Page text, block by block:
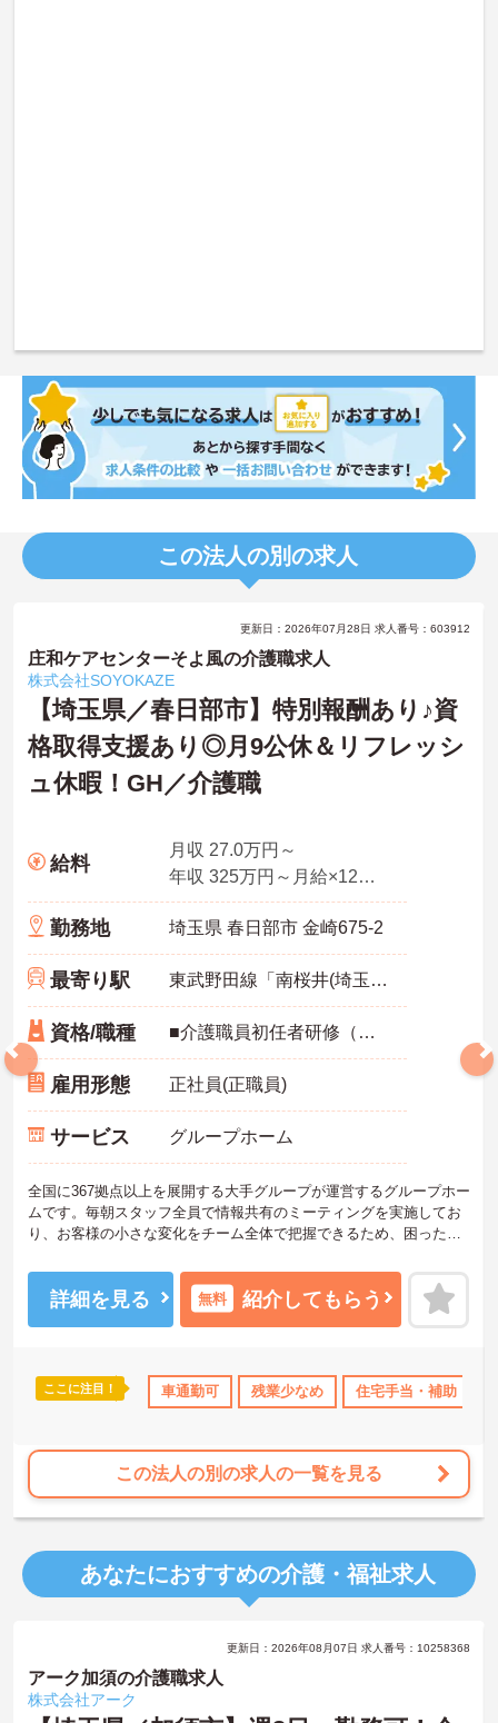
この法人の別の求人
手当・補助 日勤のみ 年間休日110日以上 ブランクOK
更新日：2026年07月28日 求人番号：603912
庄和ケアセンターそよ風の介護職求人
株式会社SOYOKAZE
【埼玉県／春日部市】特別報酬あり♪資
格取得支援あり◎月9公休＆リフレッシ
ュ休暇！GH／介護職
給料
月収 27.0万円～
年収 325万円～月給×12ヶ月
勤務地 埼玉県 春日部市 金崎675-2
最寄り駅 東武野田線「南桜井(埼玉)駅」徒歩15分
資格/職種 ■介護職員初任者研修（ヘルパー2級）以上 いずれか必須
雇用形態 正社員(正職員)
サービス グループホーム
全国に367拠点以上を展開する大手グループが運営するグループホー
ムです。毎朝スタッフ全員で情報共有のミーティングを実施してお
り、お客様の小さな変化をチーム全体で把握できるため、困った時
年2回に加え、日々の努力や売上への寄与を評価する特別報酬が支給
されるため、高いモチベーションを保ちながら勤務できる環境で
す。さらに、清潔感があれば髪色やネイルなどの規定がなく、ご自
い研修体制を通じて働きながらスキルアップを目指すことも可能で
す。年間17日のリフレッシュ休暇や定年後の再雇用制度など、長期
★おすすめPOINT★
【チーム全体で情報を共有し、一人で抱え込まずに働ける環境で
め、お客様の変化や業務連絡を細やかに把握できます。
・困った時もすぐに相談してフォローし合える体制が整っているの
で、安心して業務に取り組むことが期待できます。
・賞与年2回に加え、施設運営への貢献やチームワークを評価する特
別報酬が支給される仕組みがあります。
・目に見える形で日々の努力がしっかりと還元されることで、高い
モチベーションを保ちながら将来的な昇給を目指せます。
詳細を見る 無料 紹介してもらう
ここに注目！ 車通勤可 残業少なめ 住宅手当・補助
この法人の別の求人の一覧を見る
あなたにおすすめの介護・福祉求人
更新日：2026年08月07日 求人番号：10258368
アーク加須の介護職求人
株式会社アーク